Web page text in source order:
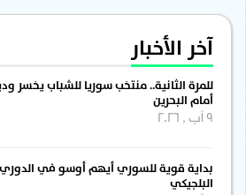
آخر الأخبار
للمرة الثانية.. منتخب سوريا للشباب يخسر ودياً
أمام البحرين
بداية قوية للسوري أيهم أوسو في الدوري
البلجيكي